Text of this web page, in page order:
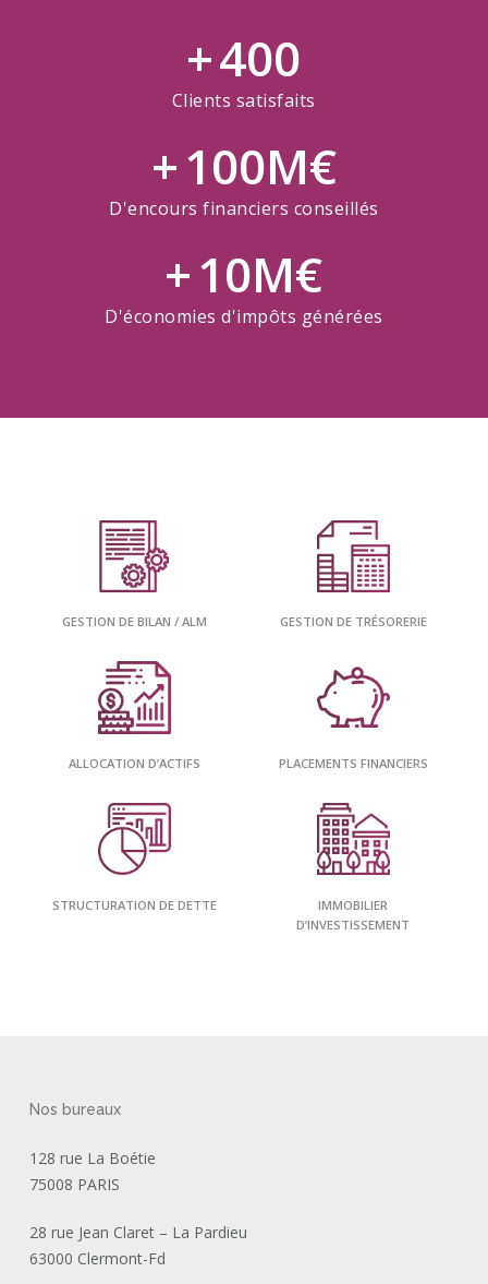
400
Clients satisfaits
100M€
D'encours financiers conseillés
10M€
D'économies d'impôts générées
GESTION DE BILAN / ALM GESTION DE TRÉSORERIE
ALLOCATION D’ACTIFS PLACEMENTS FINANCIERS
STRUCTURATION DE DETTE
IMMOBILIER
D’INVESTISSEMENT
Nos bureaux
128 rue La Boétie
75008 PARIS
28 rue Jean Claret – La Pardieu
63000 Clermont-Fd